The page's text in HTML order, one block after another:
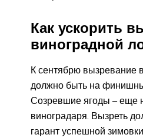
Как ускорить
виноградной
К сентябрю вызревание
должно быть на
Созревшие ягоды – еще
виноградаря. Вызреть
гарант успешной